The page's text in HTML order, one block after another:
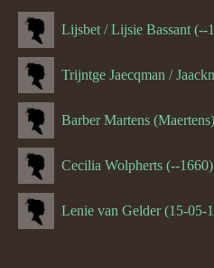
navigatie
Cecilia Wolpherts (--1660)